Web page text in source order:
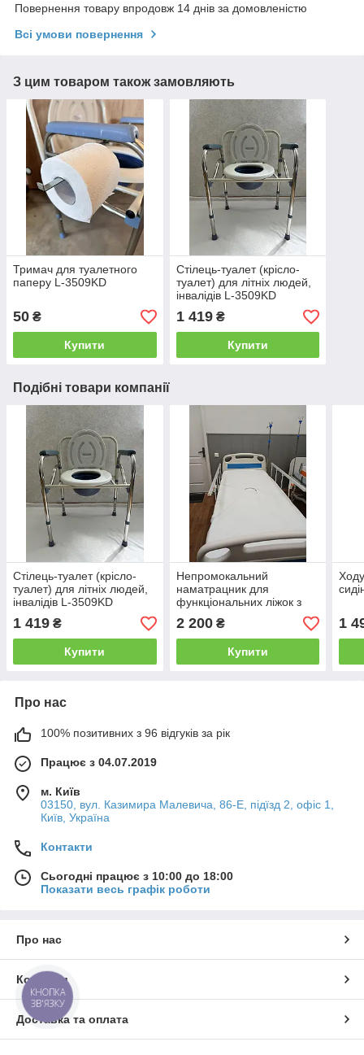
Повернення товару впродовж 14 днів за домовленістю
Всі умови повернення
З цим товаром також замовляють
Тримач для туалетного
паперу L-3509KD
50 ₴
Купити
Стілець-туалет (крісло-
туалет) для літніх людей,
інвалідів L-3509KD
1 419₴
Купити
Подібні товари компанії
Стілець-туалет (крісло-
туалет) для літніх людей,
інвалідів L-3509KD
1 419 ₴
Купити
Непромокальний
наматрацник для
функціональних ліжок з
2 200₴
Купити
1
Про нас
100% позитивних з 96 відгуків за рік
Працює з 04.07.2019
м. Київ
03150, вул. Казимира Малевича, 86-Е, підїзд 2, офіс 1,
Київ, Україна
Контакти
Сьогодні працює з 10:00 до 18:00
Показати весь графік роботи
Про нас
Контакти
Доставка та оплата
КНОПКА
ЗВ'ЯЗКУ